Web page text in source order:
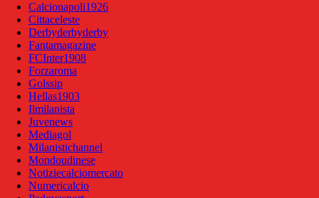
Calcionapoli1926
Cittaceleste
Derbyderbyderby
Fantamagazine
FCInter1908
Forzaroma
Golssip
Hellas1903
Ilmilanista
Juvenews
Mediagol
Milanistichannel
Mondoudinese
Notiziecalciomercato
Numericalcio